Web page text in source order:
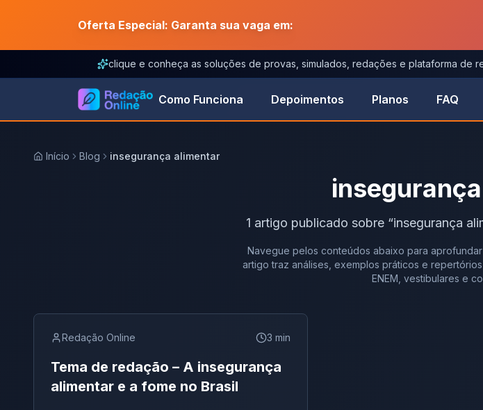
Oferta Especial: Garanta sua vaga em:
clique e conheça as soluções de provas, simulados, redações e plataforma de
Como Funciona Depoimentos Planos FAQ
Início Blog insegurança alimentar
1 artigo publicado sobre “insegurança
Navegue pelos conteúdos abaixo para
artigo traz análises, exemplos práticos e
ENEM, vestibulares e
Redação Online 3 min
Tema de redação – A insegurança
alimentar e a fome no Brasil